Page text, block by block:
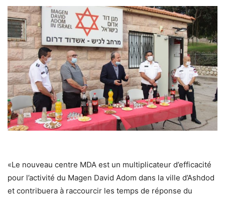
«Le nouveau centre MDA est un multiplicateur d’efficacité
pour l’activité du Magen David Adom dans la ville d’Ashdod
et contribuera à raccourcir les temps de réponse du